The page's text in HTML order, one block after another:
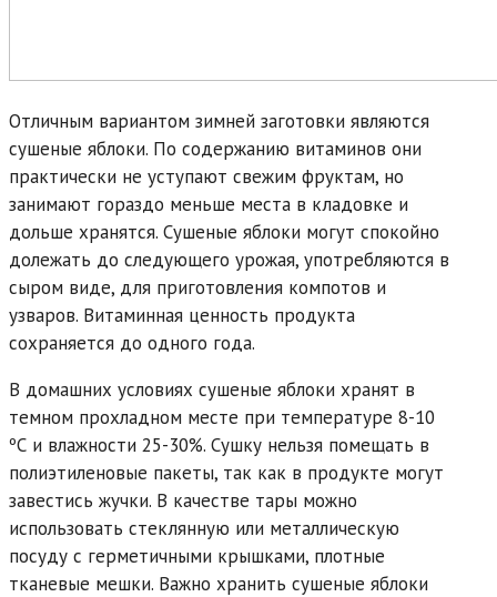
Отличным вариантом зимней заготовки являются
сушеные яблоки. По содержанию витаминов они
практически не уступают свежим фруктам, но
занимают гораздо меньше места в кладовке и
дольше хранятся. Сушеные яблоки могут спокойно
долежать до следующего урожая, употребляются в
сыром виде, для приготовления компотов и
узваров. Витаминная ценность продукта
сохраняется до одного года.
В домашних условиях сушеные яблоки хранят в
темном прохладном месте при температуре 8-10
ºС и влажности 25-30%. Сушку нельзя помещать в
полиэтиленовые пакеты, так как в продукте могут
завестись жучки. В качестве тары можно
использовать стеклянную или металлическую
посуду с герметичными крышками, плотные
тканевые мешки. Важно хранить сушеные яблоки